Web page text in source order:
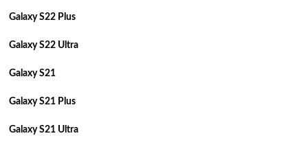
Galaxy S22 Plus
Galaxy S22 Ultra
Galaxy S21
Galaxy S21 Plus
Galaxy S21 Ultra